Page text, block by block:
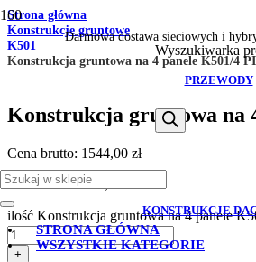
Darmowa dostawa sieciowych i
Wyszukiwarka
PRZEWODY
KONSTRUKCJE
STRONA GŁÓWNA
WSZYSTKIE KATEGORIE
Strona główna
Konstrukcje gruntowe
K501
Konstrukcja gruntowa na 4 panele K501/4
Konstrukcja gruntowa na
Cena brutto: 1544,00 zł
Cena netto:1255,28
ilość Konstrukcja gruntowa na 4 panele
+